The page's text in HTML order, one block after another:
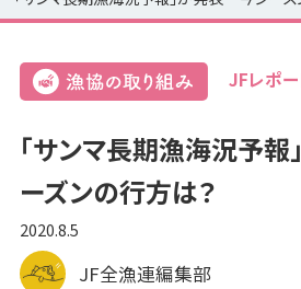
JFレポー
「サンマ長期漁海況予
ーズンの行方は？
2020.8.5
JF全漁連編集部